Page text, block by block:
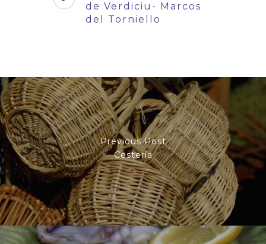
de Verdiciu- Marcos
del Torniello
Previous Post
Cestería